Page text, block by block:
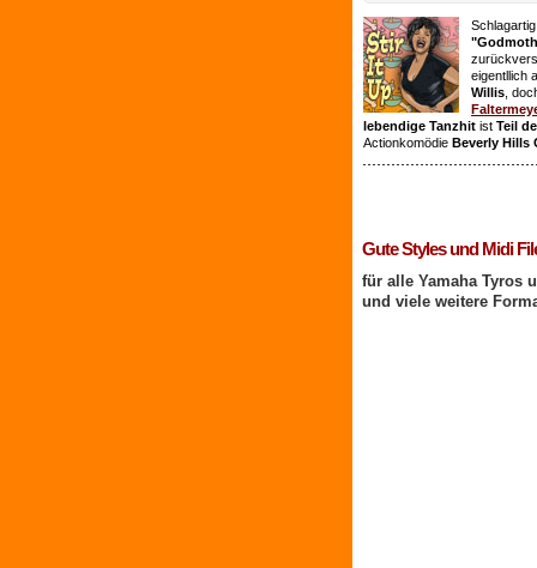
eigentllich
Willis ,
lebendige Tanzhit ist Teil
Actionkomödie Beverly Hills
Gute Styles und Midi
für alle Yamaha Tyros
und viele weitere